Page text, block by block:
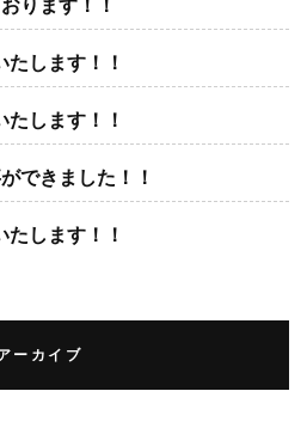
します！！
します！！
できました！！
します！！
ーカイブ